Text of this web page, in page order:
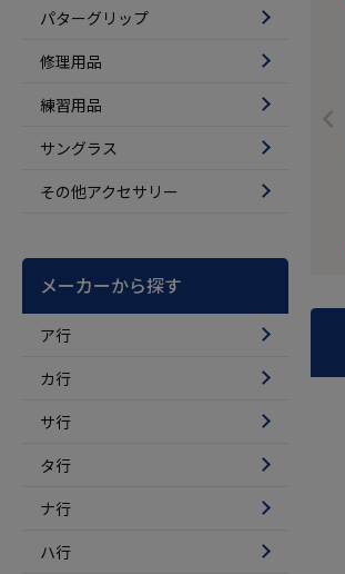
パターグリップ
修理用品
練習用品
サングラス
その他アクセサリー
メーカーから探す
ア行
カ行
サ行
タ行
ナ行
ハ行